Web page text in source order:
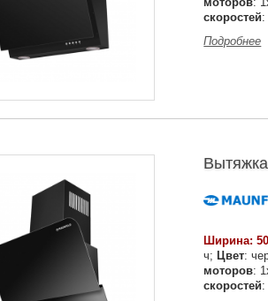
скоростей
Подробнее
Ширина:
ч;Цвет:
моторов:
скоростей